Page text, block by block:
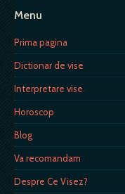
Menu
Prima pagina
Dictionar de vise
Interpretare vise
Horoscop
Blog
Va recomandam
Despre Ce Visez?